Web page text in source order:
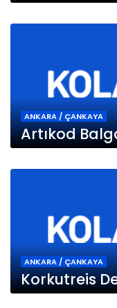
ANKARA / ÇANKAYA
Artıkod
ANKARA / ÇANKAYA
Korkutreis